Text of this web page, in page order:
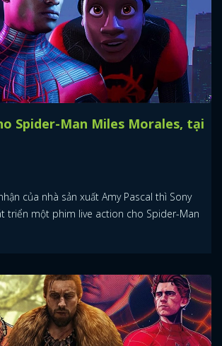
Spider-Man Miles Morales, tại
của nhà sản xuất Amy Pascal thì Sony
triển một phim live action cho Spider-Man